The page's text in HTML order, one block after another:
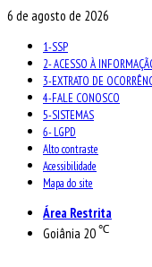
6 de agosto de 2026
1-SSP
2- ACESSO À
3-EXTRATO DE
4-FALE CONOSCO
5-SISTEMAS
6- LGPD
Alto contraste
Acessibilidade
Mapa do site
Área Restrita
Goiânia 20℃